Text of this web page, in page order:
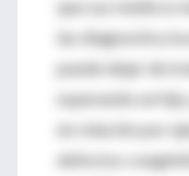
que sus médicos
las diagnostica
puede dejar de
esperando un
en relación por
defectos